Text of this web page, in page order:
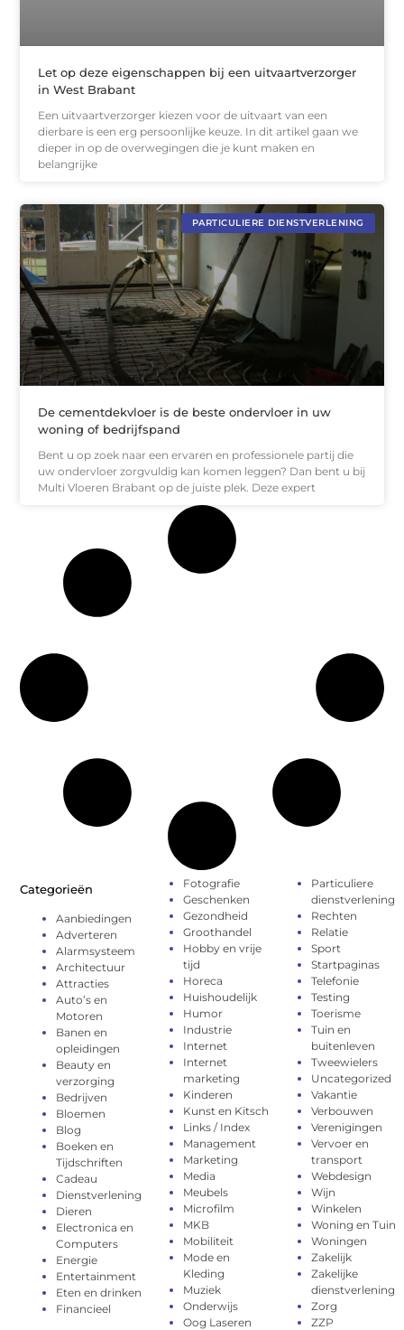
Let op deze eigenschappen bij een uitvaartverzorger
in West Brabant
Een uitvaartverzorger kiezen voor de uitvaart van een
dierbare is een erg persoonlijke keuze. In dit artikel gaan we
dieper in op de overwegingen die je kunt maken en
belangrijke
PARTICULIERE DIENSTVERLENING
De cementdekvloer is de beste ondervloer in uw
woning of bedrijfspand
Bent u op zoek naar een ervaren en professionele partij die
uw ondervloer zorgvuldig kan komen leggen? Dan bent u bij
Multi Vloeren Brabant op de juiste plek. Deze expert
Categorieën
Aanbiedingen
Adverteren
Alarmsysteem
Architectuur
Attracties
Auto’s en
Motoren
Banen en
opleidingen
Beauty en
verzorging
Bedrijven
Bloemen
Blog
Boeken en
Tijdschriften
Cadeau
Dienstverlening
Dieren
Electronica en
Computers
Energie
Entertainment
Eten en drinken
Financieel
Fotografie
Geschenken
Gezondheid
Groothandel
Hobby en vrije
tijd
Horeca
Huishoudelijk
Humor
Industrie
Internet
Internet
marketing
Kinderen
Kunst en Kitsch
Links / Index
Management
Marketing
Media
Meubels
Microfilm
MKB
Mobiliteit
Mode en
Kleding
Muziek
Onderwijs
Oog Laseren
Particuliere
dienstverlening
Rechten
Relatie
Sport
Startpaginas
Telefonie
Testing
Toerisme
Tuin en
buitenleven
Tweewielers
Uncategorized
Vakantie
Verbouwen
Verenigingen
Vervoer en
transport
Webdesign
Wijn
Winkelen
Woning en Tuin
Woningen
Zakelijk
Zakelijke
dienstverlening
Zorg
ZZP